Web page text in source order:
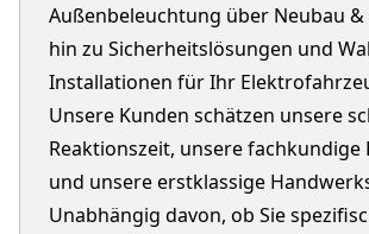
Außenbeleuchtung über Neubau &
hin zu Sicherheitslösungen und
Installationen für Ihr
Unsere Kunden schätzen unsere
Reaktionszeit, unsere fachkundige
und unsere erstklassige
Unabhängig davon, ob Sie